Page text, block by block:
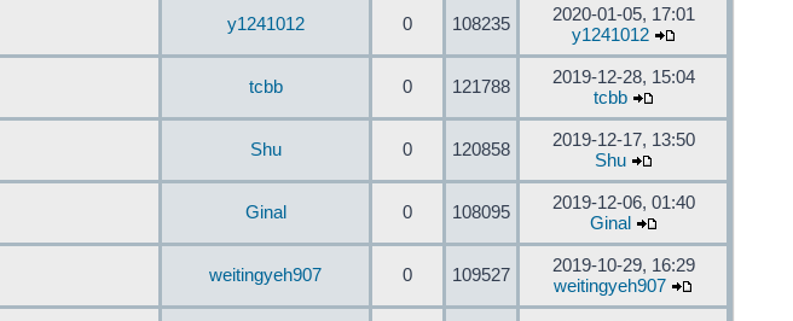
y1241012 0 108235
2020-01-05, 17:01
y1241012
tcbb 0 121788
2019-12-28, 15:04
tcbb
Shu 0 120858
2019-12-17, 13:50
Shu
Ginal 0 108095
2019-12-06, 01:40
Ginal
weitingyeh907 0 109527
2019-10-29, 16:29
weitingyeh907